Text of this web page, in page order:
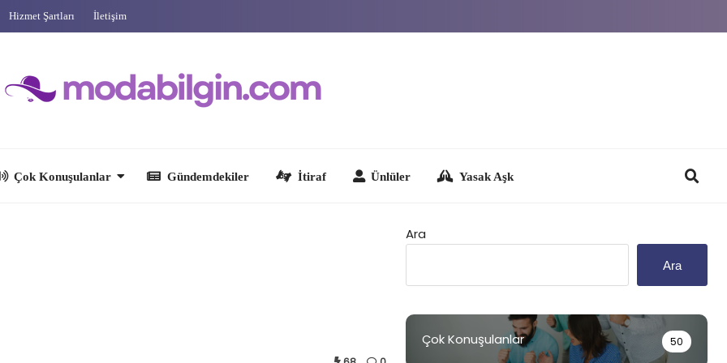
Hizmet Şartları İletişim
Ara
Ara
Çok Konuşulanlar 50